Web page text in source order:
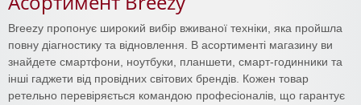
Breezy пропонує широкий вибір вживаної техніки, яка пройшла
повну діагностику та відновлення. В асортименті магазину ви
знайдете смартфони, ноутбуки, планшети, смарт-годинники та
інші гаджети від провідних світових брендів. Кожен товар
ретельно перевіряється командою професіоналів, що гарантує